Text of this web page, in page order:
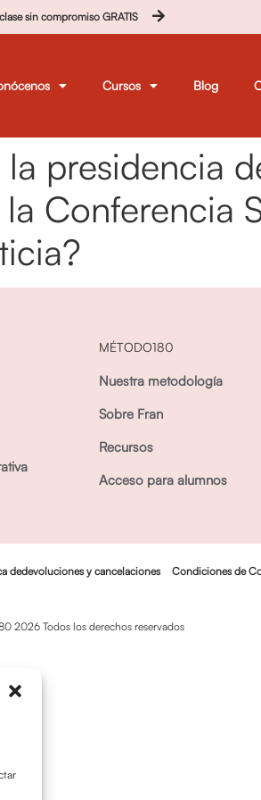
sin compromiso GRATIS
Cursos Blog
presidencia
Conferencia
MÉTODO180
Nuestra metodología
Sobre Fran
Recursos
Acceso para alumnos
dedevoluciones y cancelaciones Condiciones de
2026 Todos los derechos reservados